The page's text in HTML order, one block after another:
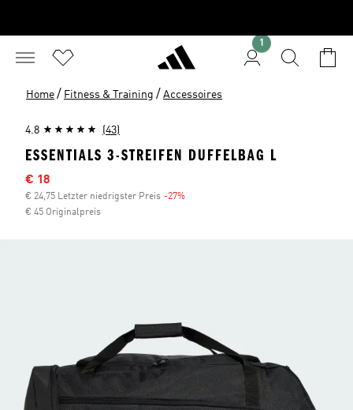
1
Home / Fitness & Training / Accessoires
4.8 (43)
ESSENTIALS 3-STREIFEN DUFFELBAG L
Sale-Preis
€ 18
€ 24,75 Letzter niedrigster Preis -27%
€ 45 Originalpreis